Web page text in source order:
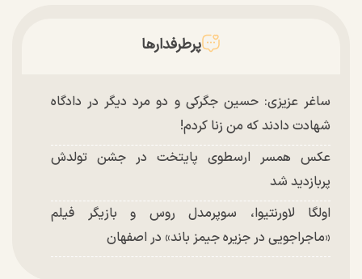
پرطرفدارها
ساغر عزیزی: حسین جگرکی و دو مرد دیگر در دادگاه
شهادت دادند که من زنا کردم!
عکس همسر ارسطوی پایتخت در جشن تولدش
پربازدید شد
اولگا لاورنتیوا، سوپرمدل روس و بازیگر فیلم
«ماجراجویی در جزیره جیمز باند» در اصفهان